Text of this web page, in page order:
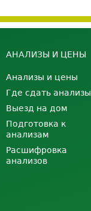
АНАЛИЗЫ И ЦЕНЫ
Анализы и цены
Где сдать анализы
Выезд на дом
Подготовка к
анализам
Расшифровка
анализов